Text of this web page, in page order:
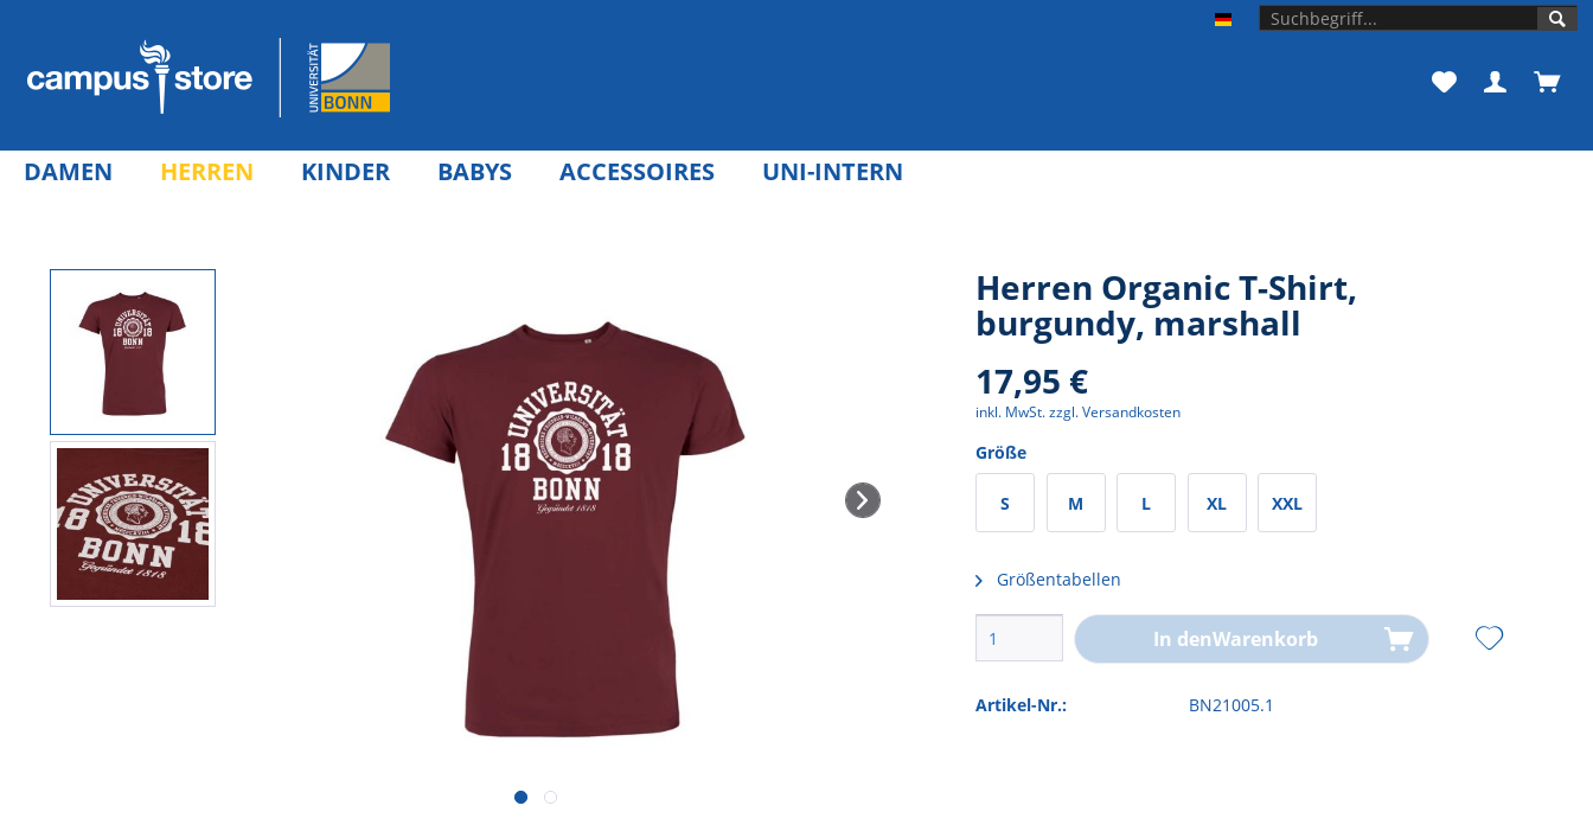
Unishop der Universität Bonn
DAMEN HERREN KINDER BABYS ACCESSOIRES UNI-INTERN
Herren Organic T-Shirt,
burgundy, marshall
17,95 €
inkl. MwSt.zzgl. Versandkosten
Größe
S M L XL XXL
Größentabellen
In denWarenkorb
Artikel-Nr.: BN21005.1